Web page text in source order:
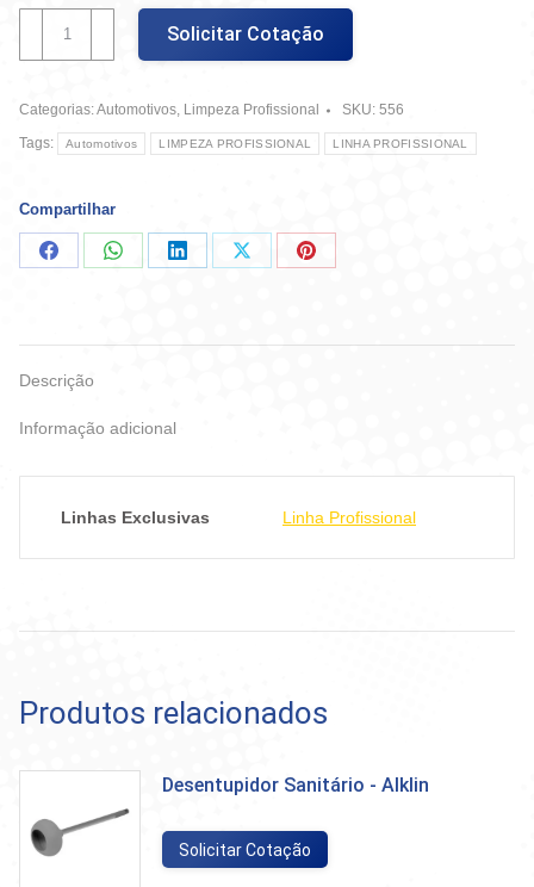
Pretinho
Gel
Solicitar Cotação
Categorias:Automotivos, Limpeza Profissional SKU: 556
Tags:
Automotivos LIMPEZA PROFISSIONAL LINHA PROFISSIONAL
Compartilhar
CompartilharCompartilharCompartilharCompartilharCompartilhar
Descrição
Informação adicional
Linhas Exclusivas Linha Profissional
Produtos relacionados
Desentupidor Sanitário - Alklin
Solicitar Cotação